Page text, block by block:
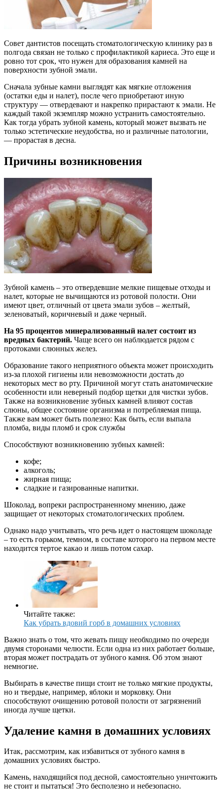
Совет дантистов посещать стоматологическую клинику раз в
полгода связан не только с профилактикой кариеса. Это еще и
ровно тот срок, что нужен для образования камней на
поверхности зубной эмали.
Сначала зубные камни выглядят как мягкие отложения
(остатки еды и налет), после чего приобретают иную
структуру — отвердевают и накрепко прирастают к эмали. Не
каждый такой экземпляр можно устранить самостоятельно.
Как тогда убрать зубной камень, который может вызвать не
только эстетические неудобства, но и различные патологии,
— прорастая в десна.
Причины возникновения
Зубной камень – это отвердевшие мелкие пищевые отходы и
налет, которые не вычищаются из ротовой полости. Они
имеют цвет, отличный от цвета эмали зубов – желтый,
зеленоватый, коричневый и даже черный.
На 95 процентов минерализованный налет состоит из
вредных бактерий. Чаще всего он наблюдается рядом с
протоками слюнных желез.
Образование такого неприятного объекта может происходить
из-за плохой гигиены или невозможности достать до
некоторых мест во рту. Причиной могут стать анатомические
особенности или неверный подбор щетки для чистки зубов.
Также на возникновение зубных камней влияют состав
слюны, общее состояние организма и потребляемая пища.
Также вам может быть полезно: Как быть, если выпала
пломба, виды пломб и срок службы
Способствуют возникновению зубных камней:
кофе;
алкоголь;
жирная пища;
сладкие и газированные напитки.
Шоколад, вопреки распространенному мнению, даже
защищает от некоторых стоматологических проблем.
Однако надо учитывать, что речь идет о настоящем шоколаде
– то есть горьком, темном, в составе которого на первом месте
находится тертое какао и лишь потом сахар.
Читайте также:
Как убрать вдовий горб в домашних условиях
Важно знать о том, что жевать пищу необходимо по очереди
двумя сторонами челюсти. Если одна из них работает больше,
вторая может пострадать от зубного камня. Об этом знают
немногие.
Выбирать в качестве пищи стоит не только мягкие продукты,
но и твердые, например, яблоки и морковку. Они
способствуют очищению ротовой полости от загрязнений
иногда лучше щетки.
Удаление камня в домашних условиях
Итак, рассмотрим, как избавиться от зубного камня в
домашних условиях быстро.
Камень, находящийся под десной, самостоятельно уничтожить
не стоит и пытаться! Это бесполезно и небезопасно.